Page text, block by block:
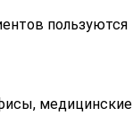
пользуются
медицинские